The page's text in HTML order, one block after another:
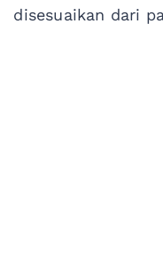
disesuaikan dari